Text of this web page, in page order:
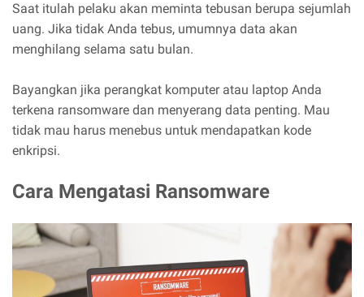
Saat itulah pelaku akan meminta tebusan berupa sejumlah
uang. Jika tidak Anda tebus, umumnya data akan
menghilang selama satu bulan.
Bayangkan jika perangkat komputer atau laptop Anda
terkena ransomware dan menyerang data penting. Mau
tidak mau harus menebus untuk mendapatkan kode
enkripsi.
Cara Mengatasi Ransomware